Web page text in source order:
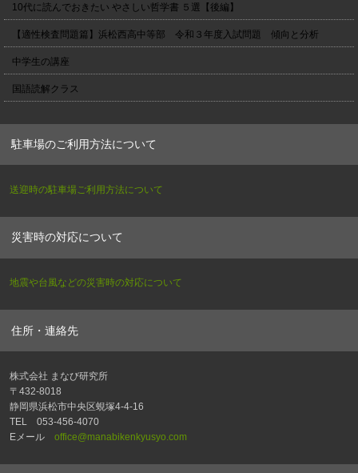
10代に読んでおきたい やさしい哲学書 ５選【後編】
【適性検査問題篇】浜松西高中等部 令和３年度入試問題 傾向と分析
中学生の講座
国語読解クラス
駐車場のご利用方法について
送迎時の駐車場ご利用方法について
災害時の対応について
地震や台風などの災害時の対応について
住所・連絡先
株式会社 まなび研究所
〒432-8018
静岡県浜松市中央区蜆塚4-4-16
TEL 053-456-4070
Eメール office@manabikenkyusyo.com